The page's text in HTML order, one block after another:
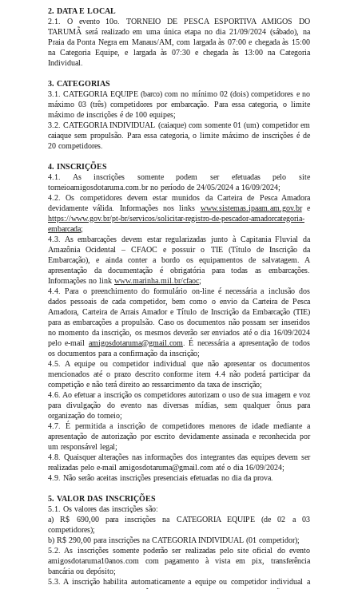
2. DATA E LOCAL
2.1. O evento 10o. TORNEIO DE PESCA ESPORTIVA AMIGOS DO
TARUMÃ será realizado em uma única etapa no dia 21/09/2024 (sábado), na
Praia da Ponta Negra em Manaus/AM, com largada às 07:00 e chegada às 15:00
na Categoria Equipe, e largada às 07:30 e chegada às 13:00 na Categoria
Individual.
3. CATEGORIAS
3.1. CATEGORIA EQUIPE (barco) com no mínimo 02 (dois) competidores e no
máximo 03 (três) competidores por embarcação. Para essa categoria, o limite
máximo de inscrições é de 100 equipes;
3.2. CATEGORIA INDIVIDUAL (caiaque) com somente 01 (um) competidor em
caiaque sem propulsão. Para essa categoria, o limite máximo de inscrições é de
20 competidores.
4. INSCRIÇÕES
4.1. As inscrições somente podem ser efetuadas pelo site
torneioamigosdotaruma.com.br no período de 24/05/2024 a 16/09/2024;
4.2. Os competidores devem estar munidos da Carteira de Pesca Amadora
devidamente válida. Informações nos links www.sistemas.ipaam.am.gov.bre
https://www.gov.br/pt-br/servicos/solicitar-registro-de-pescador-amadorcategoria-
embarcada;
4.3. As embarcações devem estar regularizadas junto à Capitania Fluvial da
Amazônia Ocidental – CFAOC e possuir o TIE (Título de Inscrição da
Embarcação), e ainda conter a bordo os equipamentos de salvatagem. A
apresentação da documentação é obrigatória para todas as embarcações.
Informações no link www.marinha.mil.br/cfaoc;
4.4. Para o preenchimento do formulário on-line é necessária a inclusão dos
dados pessoais de cada competidor, bem como o envio da Carteira de Pesca
Amadora, Carteira de Arrais Amador e Título de Inscrição da Embarcação (TIE)
para as embarcações a propulsão. Caso os documentos não possam ser inseridos
no momento da inscrição, os mesmos deverão ser enviados até o dia 16/09/2024
pelo e-mail amigosdotaruma@gmail.com . É necessária a apresentação de todos
os documentos para a confirmação da inscrição;
4.5. A equipe ou competidor individual que não apresentar os documentos
mencionados até o prazo descrito conforme item 4.4 não poderá participar da
competição e não terá direito ao ressarcimento da taxa de inscrição;
4.6. Ao efetuar a inscrição os competidores autorizam o uso de sua imagem e voz
para divulgação do evento nas diversas mídias, sem qualquer ônus para
organização do torneio;
4.7. É permitida a inscrição de competidores menores de idade mediante a
apresentação de autorização por escrito devidamente assinada e reconhecida por
um responsável legal;
4.8. Quaisquer alterações nas informações dos integrantes das equipes devem ser
realizadas pelo e-mail amigosdotaruma@gmail.com até o dia 16/09/2024;
4.9. Não serão aceitas inscrições presenciais efetuadas no dia da prova.
5. VALOR DAS INSCRIÇÕES
5.1. Os valores das inscrições são:
a) R$ 690,00 para inscrições na CATEGORIA EQUIPE (de 02 a 03
competidores);
b) R$ 290,00 para inscrições na CATEGORIA INDIVIDUAL (01 competidor);
5.2. As inscrições somente poderão ser realizadas pelo site oficial do evento
amigosdotaruma10anos.com com pagamento à vista em pix, transferência
bancária ou depósito;
5.3. A inscrição habilita automaticamente a equipe ou competidor individual a